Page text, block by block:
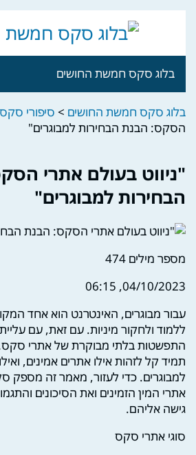
בלוג סקס חמשת החושים
בלוג סקס חמשת החושים > סיפורי סקס
הסקס: הבנת הבחירות למבוגרים"
"ניווט בעולם אתרי
הבחירות למבוגרים"
מספר מילים 474
04/10/2023, 06:15
עבור מבוגרים, האינטרנט הוא אחד
ללמוד ולחקור מיניות. עם זאת, עם
התפשטות בלתי מבוקרת של אתרי
תמיד קל לזהות אילו אתרים אמינים,
למבוגרים. כדי לעזור, מאמר זה מספק
אתרי המין הזמינים ואת הסיכונים
גישה אליהם.
סוגי אתרי סקס